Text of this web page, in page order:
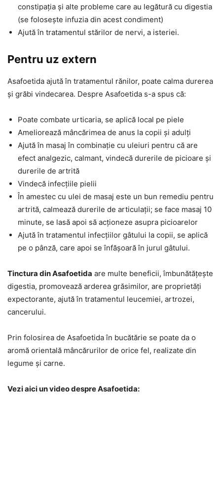
constipația și alte probleme care au legătură cu digestia
(se folosește infuzia din acest condiment)
Ajută în tratamentul stărilor de nervi, a isteriei.
Pentru uz extern
Asafoetida ajută în tratamentul rănilor, poate calma durerea
și grăbi vindecarea. Despre Asafoetida s-a spus că:
Poate combate urticaria, se aplică local pe piele
Ameliorează mâncărimea de anus la copii și adulți
Ajută în masaj în combinație cu uleiuri pentru că are
efect analgezic, calmant, vindecă durerile de picioare și
durerile de artrită
Vindecă infecțiile pielii
În amestec cu ulei de masaj este un bun remediu pentru
artrită, calmează durerile de articulații; se face masaj 10
minute, se lasă apoi să acționeze asupra picioarelor
Ajută în tratamentul infecțiilor gâtului la copii, se aplică
pe o pânză, care apoi se înfășoară în jurul gâtului.
Tinctura dinAsafoetida are multe beneficii, îmbunătățește
digestia, promovează arderea grăsimilor, are proprietăți
expectorante, ajută în tratamentul leucemiei, artrozei,
cancerului.
Prin folosirea de Asafoetida în bucătărie se poate da o
aromă orientală mâncărurilor de orice fel, realizate din
legume și carne.
Vezi aici un video despreAsafoetida: